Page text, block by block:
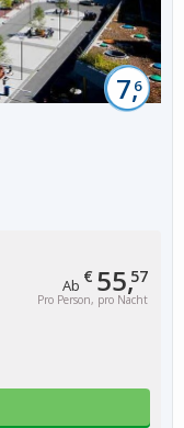
Ab € 55,57
Pro Person, pro Nacht
7,6